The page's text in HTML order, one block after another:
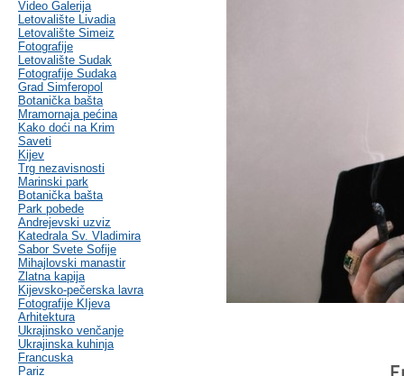
Video Galerija
Letovalište Livadia
Letovalište Simeiz
Fotografije
Letovalište Sudak
Fotografije Sudaka
Grad Simferopol
Botanička bašta
Mramornaja pećina
Kako doći na Krim
Saveti
Kijev
Trg nezavisnosti
Marinski park
Botanička bašta
Park pobede
Andrejevski uzviz
Katedrala Sv. Vladimira
Sabor Svete Sofije
Mihajlovski manastir
Zlatna kapija
Kijevsko-pečerska lavra
Fotografije KIjeva
Arhitektura
Ukrajinsko venčanje
Ukrajinska kuhinja
Francuska
Pariz